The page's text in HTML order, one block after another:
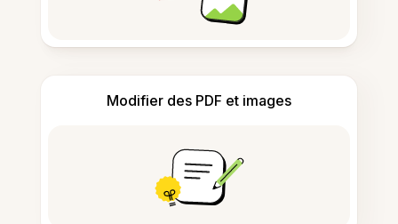
Modifier des PDF et images